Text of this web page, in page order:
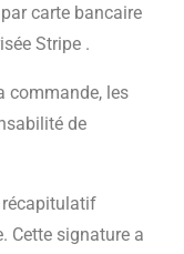
carte bancaire
Stripe .
commande, les
de
Cette signature a